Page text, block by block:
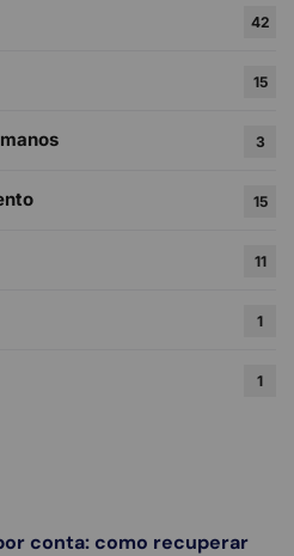
42
15
3
15
11
1
1
conta: como recuperar